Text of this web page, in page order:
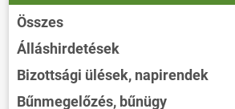
Összes
Álláshirdetések
Bizottsági ülések, napirendek
Bűnmegelőzés, bűnügy